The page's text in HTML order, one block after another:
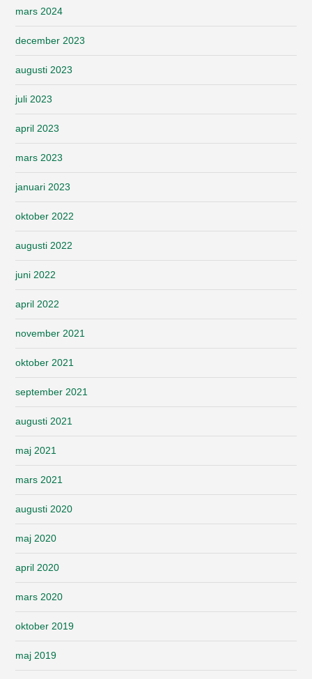
mars 2024
december 2023
augusti 2023
juli 2023
april 2023
mars 2023
januari 2023
oktober 2022
augusti 2022
juni 2022
april 2022
november 2021
oktober 2021
september 2021
augusti 2021
maj 2021
mars 2021
augusti 2020
maj 2020
april 2020
mars 2020
oktober 2019
maj 2019